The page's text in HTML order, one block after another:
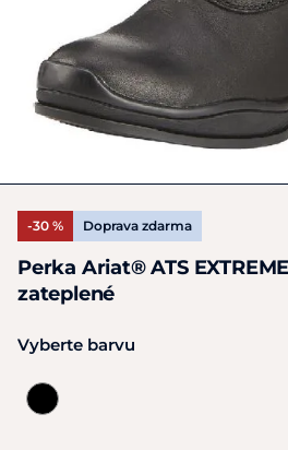
-30 % Doprava zdarma
Perka Ariat® ATS
zateplené
Vyberte barvu